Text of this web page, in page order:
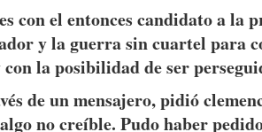
con el entonces candidato a la
y la guerra sin cuartel para
la posibilidad de ser
de un mensajero, pidió
no creíble. Pudo haber